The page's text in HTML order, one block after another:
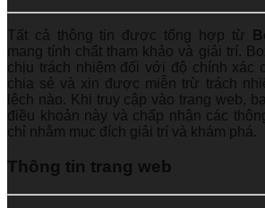
Tất cả thông tin được tổng hợp từ
mang tính chất tham khảo và giải trí.
chịu trách nhiệm đối với độ chính xác
chia sẻ và xin được miễn trừ trách
lệch nào. Khi truy cập vào trang web,
điều khoản này và chấp nhận các
chỉ nhằm mục đích giải trí và khám phá.
Thông tin trang web